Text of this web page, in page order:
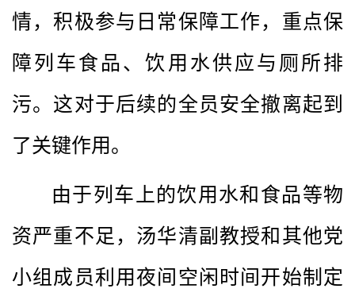
情，积极参与日常保障工作，重点保
障列车食品、饮用水供应与厕所排
污。这对于后续的全员安全撤离起到
了关键作用。
由于列车上的饮用水和食品等物
资严重不足，汤华清副教授和其他党
小组成员利用夜间空闲时间开始制定